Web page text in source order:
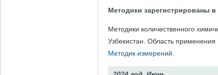
Методики зарегистрированы
Методики количественного
Узбекистан. Область
Методик измерений